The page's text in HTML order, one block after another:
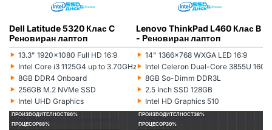
Dell Latitude 5320 Клас C
Реновиран лаптоп
‣
Монитор:
13.3" 1920x1080 Full HD 16:9
‣
Процесор:
Intel Core i3 1125G4 up to 3.70GHz 8MB
‣
Рам памет:
8GB DDR4 Onboard
‣
Хард диск:
256GB M.2 NVMe SSD
‣
Видеокарта:
Intel UHD Graphics
ПРОИЗВОДИТЕЛНОСТ86%
ПРОЦЕСОР88%
Lenovo ThinkPad L460 Клас B
- Реновиран лаптоп
‣
Монитор:
14" 1366x768 WXGA LED 16:9
‣
Процесор:
Intel Celeron Dual-Core 3855U
‣
Рам памет:
8GB So-Dimm DDR3L
‣
Хард диск:
2.5 Inch SSD 128GB
‣
Видеокарта:
Intel HD Graphics 510
ПРОИЗВОДИТЕЛНОСТ38%
ПРОЦЕСОР30%